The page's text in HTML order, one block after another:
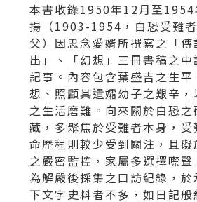
本書收錄1950年12月至1954
揚（1903-1954，白恐受難
父）因思念愛婿所撰寫之「傳
出」、「幻想」三冊書稿之
記事。內容包含葉盛吉之生
想、照顧其遺孀幼子之艱辛
之生活磨難。向來關於白恐
藏，多聚焦於受難者本身，
命歷程則較少受到關注，且
之嚴密監控，家屬多選擇噤
為解嚴後採集之口訪紀錄，
下文字史料者不多，如日記